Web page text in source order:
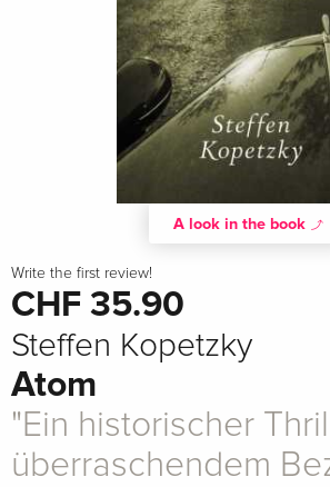
A look in the book
Write the first review!
CHF 35.90
Steffen Kopetzky
Atom
"Ein historischer
überraschendem